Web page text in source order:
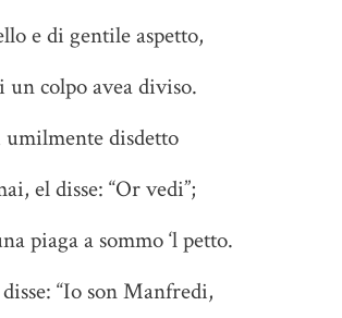
e di gentile aspetto,
un colpo avea diviso.
umilmente disdetto
el disse: “Or vedi”;
piaga a sommo ‘l petto.
“Io son Manfredi,